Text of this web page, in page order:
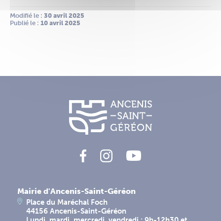
Modifié le : 30 avril 2025
Publié le : 10 avril 2025
Mairie d'Ancenis-Saint-Géréon
Place du Maréchal Foch
44156 Ancenis-Saint-Géréon